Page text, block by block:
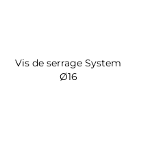
Vis de serrage System
Ø16